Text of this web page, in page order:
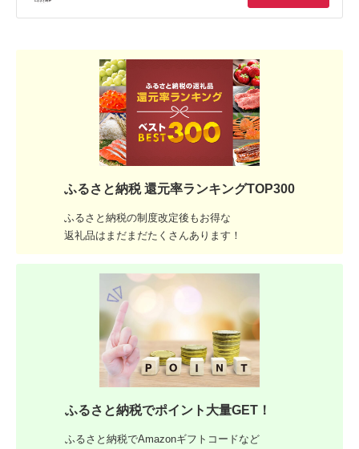
ふるさと納税 還元率ランキングTOP300
ふるさと納税の制度改定後もお得な
返礼品はまだまだたくさんあります！
ふるさと納税でポイント大量GET！
ふるさと納税でAmazonギフトコードなど